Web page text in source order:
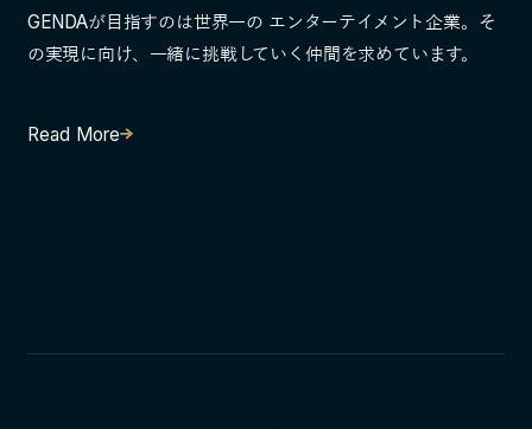
GENDAが目指すのは世界一の エンターテイメント企業。そ
の実現に向け、一緒に挑戦していく仲間を求めています。
Read More